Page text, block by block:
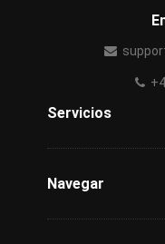
Servicios
Navegar